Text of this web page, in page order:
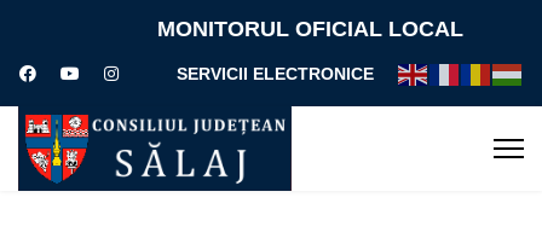
MONITORUL OFICIAL LOCAL
SERVICII ELECTRONICE